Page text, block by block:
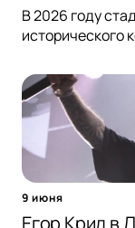
В 2026 году
исторического
9 июня